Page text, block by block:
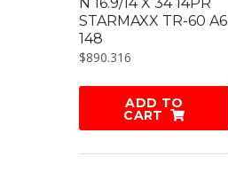
STARMAXX TR-60 A6
148
$890.316
ADD TO
CART